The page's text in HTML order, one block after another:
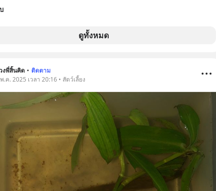
ดูทั้งหมด
งพี่สิ้นคิด • ติดตาม
.ค. 2025 เวลา 20:16 • สัตว์เลี้ยง